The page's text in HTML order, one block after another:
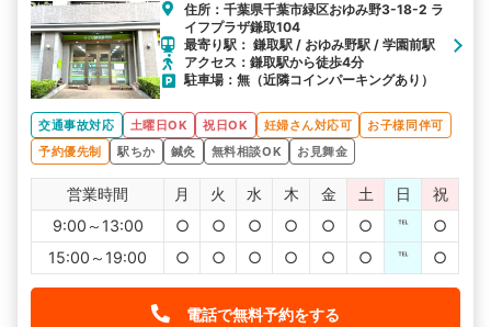
住所：千葉県千葉市緑区おゆみ野3-18-2 ラ
イフプラザ鎌取104
最寄り駅： 鎌取駅 / おゆみ野駅 / 学園前駅
アクセス：鎌取駅から徒歩4分
駐車場：無（近隣コインパーキングあり）
交通事故対応 土曜日OK 祝日OK 妊婦さん対応可
お子様同伴可
予約優先制
駅ちか 鍼灸 無料相談OK お見舞金
営業時間 月 火 水 木 金 土 日
祝
9:00～13:00
○ ○ ○ ○ ○ ○ ℡
○
15:00～19:00
○ ○ ○ ○ ○ ○ ℡ ○
電話で無料予約をする